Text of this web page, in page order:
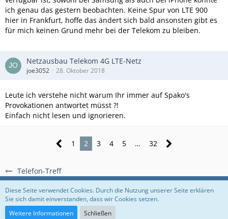
Telefon-Treff
ich genau das gestern beobachten. Keine Spur von LTE 900
hier in Frankfurt, hoffe das ändert sich bald ansonsten gibt es
für mich keinen Grund mehr bei der Telekom zu bleiben.
Netzausbau Telekom 4G LTE-Netz
joe3052 28. Oktober 2018
Leute ich verstehe nicht warum Ihr immer auf Spako's
Provokationen antwortet müsst ?!
Einfach nicht lesen und ignorieren.
1 2 3 4 5 … 32
Regeln Datenschutzerklärung Impressum
Community-Software:
Diese Seite verwendet Cookies. Durch die Nutzung unserer Seite erklären
Sie sich damit einverstanden, dass wir Cookies setzen.
Weitere Informationen
Schließen